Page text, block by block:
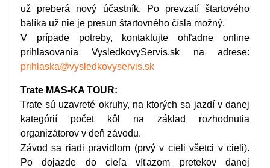
už preberá nový účastník. Po prevzatí štartového
balíka už nie je presun štartovného čísla možný.
V prípade potreby, kontaktujte ohľadne online
prihlasovania VysledkovyServis.sk na adrese:
prihlaska@vysledkovyservis.sk
Trate MAS-KA TOUR:
Trate sú uzavreté okruhy, na ktorých sa jazdí v danej
kategórií počet kôl na základ rozhodnutia
organizátorov v deň závodu.
Závod sa riadi pravidlom (prvý v cieli všetci v cieli).
Po dojazde do cieľa víťazom pretekov danej